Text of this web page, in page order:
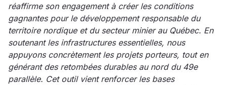
réaffirme son engagement à créer les conditions
gagnantes pour le développement responsable du
territoire nordique et du secteur minier au Québec. En
soutenant les infrastructures essentielles, nous
appuyons concrètement les projets porteurs, tout en
générant des retombées durables au nord du 49e
parallèle. Cet outil vient renforcer les bases